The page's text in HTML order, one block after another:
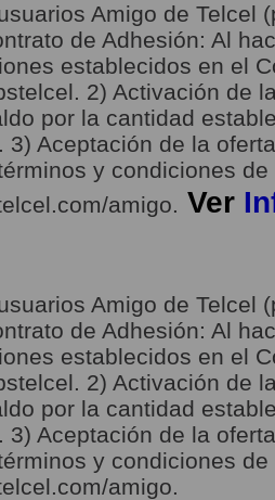
Amigo de Telcel
de Adhesión: Al
establecidos en el
2) Activación de
por la cantidad
3) Aceptación de la
y condiciones
amigo. Ver
Amigo de Telcel
de Adhesión: Al
establecidos en el
2) Activación de
por la cantidad
3) Aceptación de la
y condiciones
amigo.